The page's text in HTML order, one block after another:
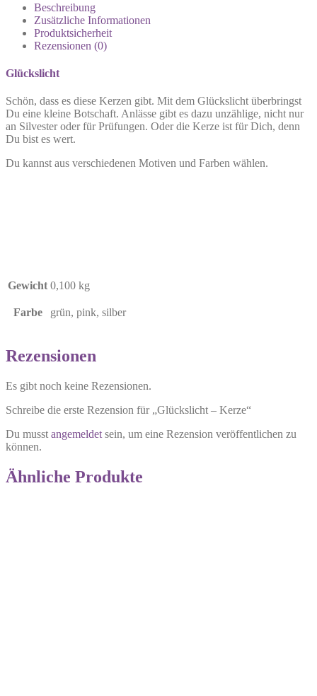
Beschreibung
Zusätzliche Informationen
Produktsicherheit
Rezensionen (0)
Glückslicht
Schön, dass es diese Kerzen gibt. Mit dem Glückslicht überbringst
Du eine kleine Botschaft. Anlässe gibt es dazu unzählige, nicht nur
an Silvester oder für Prüfungen. Oder die Kerze ist für Dich, denn
Du bist es wert.
Du kannst aus verschiedenen Motiven und Farben wählen.
Gewicht 0,100 kg
Farbe grün, pink, silber
Rezensionen
Es gibt noch keine Rezensionen.
Schreibe die erste Rezension für „Glückslicht – Kerze“
Du musst angemeldet sein, um eine Rezension veröffentlichen zu
können.
Ähnliche Produkte